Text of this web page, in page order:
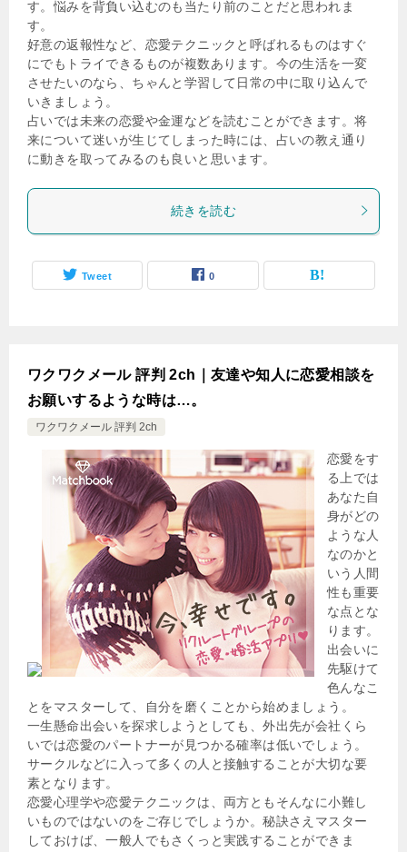
す。悩みを背負い込むのも当たり前のことだと思われま
す。
好意の返報性など、恋愛テクニックと呼ばれるものはすぐ
にでもトライできるものが複数あります。今の生活を一変
させたいのなら、ちゃんと学習して日常の中に取り込んで
いきましょう。
占いでは未来の恋愛や金運などを読むことができます。将
来について迷いが生じてしまった時には、占いの教え通り
に動きを取ってみるのも良いと思います。
続きを読む
Tweet 0
ワクワクメール 評判 2ch｜友達や知人に恋愛相談を
お願いするような時は…。
ワクワクメール 評判 2ch
恋愛をす
る上では
あなた自
身がどの
ような人
なのかと
いう人間
性も重要
な点とな
ります。
出会いに
先駆けて
色んなこ
とをマスターして、自分を磨くことから始めましょう。
一生懸命出会いを探求しようとしても、外出先が会社くら
いでは恋愛のパートナーが見つかる確率は低いでしょう。
サークルなどに入って多くの人と接触することが大切な要
素となります。
恋愛心理学や恋愛テクニックは、両方ともそんなに小難し
いものではないのをご存じでしょうか。秘訣さえマスター
しておけば、一般人でもさくっと実践することができま